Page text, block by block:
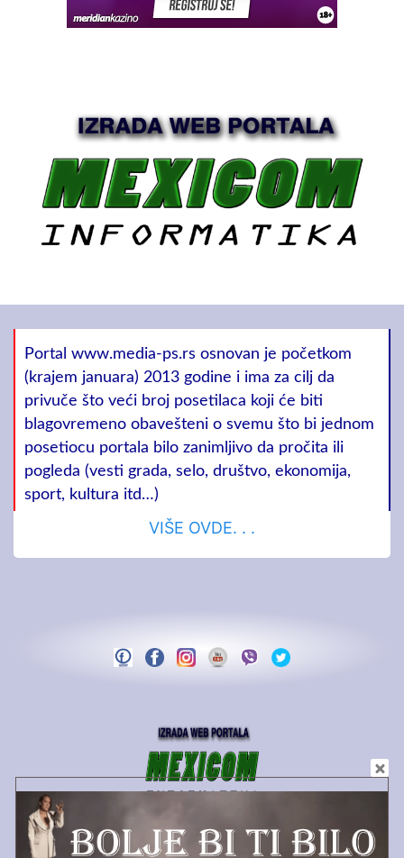
Portal www.media-ps.rs osnovan je početkom
(krajem januara) 2013 godine i ima za cilj da
privuče što veći broj posetilaca koji će biti
blagovremeno obavešteni o svemu što bi jednom
posetiocu portala bilo zanimljivo da pročita ili
pogleda (vesti grada, selo, društvo, ekonomija,
sport, kultura itd…)
VIŠE OVDE. . .